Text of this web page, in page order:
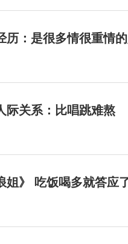
历：是很多情很重情
际关系：比唱跳难熬
姐》 吃饭喝多就答应